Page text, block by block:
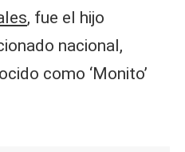
, fue el hijo
nacional,
como ‘Monito’